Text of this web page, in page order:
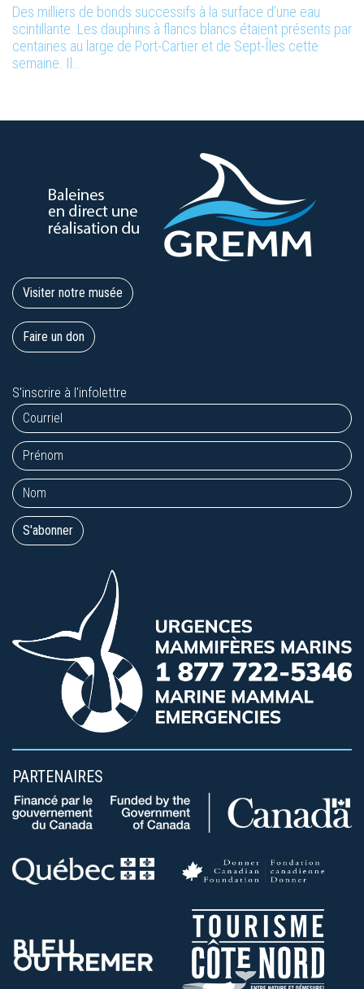
Des milliers de bonds successifs à la surface d’une eau
scintillante. Les dauphins à flancs blancs étaient présents par
centaines au large de Port-Cartier et de Sept-Îles cette
semaine. Il…
Visiter notre musée
Faire un don
S'inscrire à l'infolettre
PARTENAIRES